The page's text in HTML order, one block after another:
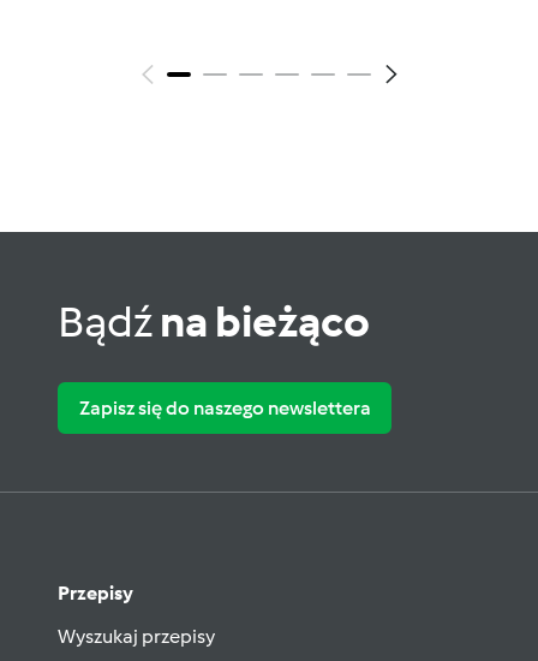
Bądźna bieżąco
Zapisz się do naszego newslettera
Przepisy
Wyszukaj przepisy